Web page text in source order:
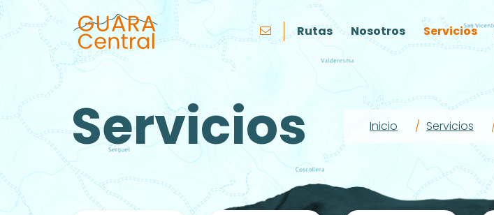
Rutas Nosotros Servicios
Servicios Inicio Servicios